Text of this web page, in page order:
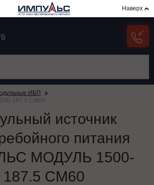
Наверх
ИБП
187.5 СМ60
источник
питания
МОДУЛЬ 1500-
187.5 СМ60